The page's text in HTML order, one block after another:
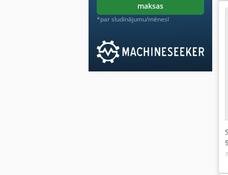
maksas
*par sludinājumu/mēnesī